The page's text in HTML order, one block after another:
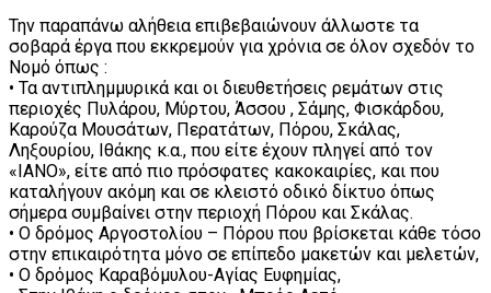
Την παραπάνω αλήθεια επιβεβαιώνουν άλλωστε τα
σοβαρά έργα που εκκρεμούν για χρόνια σε όλον σχεδόν το
Νομό όπως :
• Τα αντιπλημμυρικά και οι διευθετήσεις ρεμάτων στις
περιοχές Πυλάρου, Μύρτου, Άσσου , Σάμης, Φισκάρδου,
Καρούζα Μουσάτων, Περατάτων, Πόρου, Σκάλας,
Ληξουρίου, Ιθάκης κ.α., που είτε έχουν πληγεί από τον
«ΙΑΝΟ», είτε από πιο πρόσφατες κακοκαιρίες, και που
καταλήγουν ακόμη και σε κλειστό οδικό δίκτυο όπως
σήμερα συμβαίνει στην περιοχή Πόρου και Σκάλας.
• Ο δρόμος Αργοστολίου – Πόρου που βρίσκεται κάθε τόσο
στην επικαιρότητα μόνο σε επίπεδο μακετών και μελετών,
• Ο δρόμος Καραβόμυλου-Αγίας Ευφημίας,